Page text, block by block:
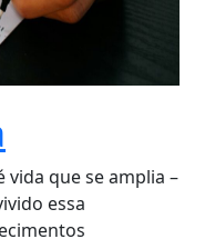
que se amplia –
essa